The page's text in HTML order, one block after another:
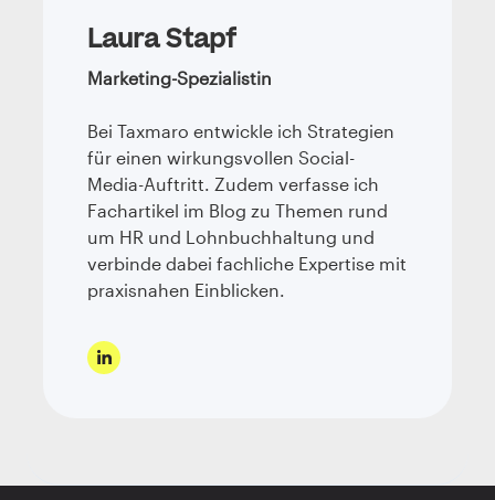
Laura Stapf
Marketing-Spezialistin
Bei Taxmaro entwickle ich Strategien
für einen wirkungsvollen Social-
Media-Auftritt. Zudem verfasse ich
Fachartikel im Blog zu Themen rund
um HR und Lohnbuchhaltung und
verbinde dabei fachliche Expertise mit
praxisnahen Einblicken.